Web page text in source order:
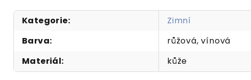
Kategorie:
Zimní
Barva:
růžová, vínová
Materiál: kůže